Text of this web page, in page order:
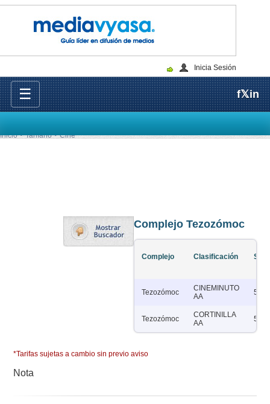
Inicia Sesión
☰ f𝕏in
Inicio Tarifario Cine
Complejo Tezozómoc
Complejo Clasificación
Tezozómoc
CINEMINUTO
AA
5
Tezozómoc
CORTINILLA
AA
5
*Tarifas sujetas a cambio sin previo aviso
Nota